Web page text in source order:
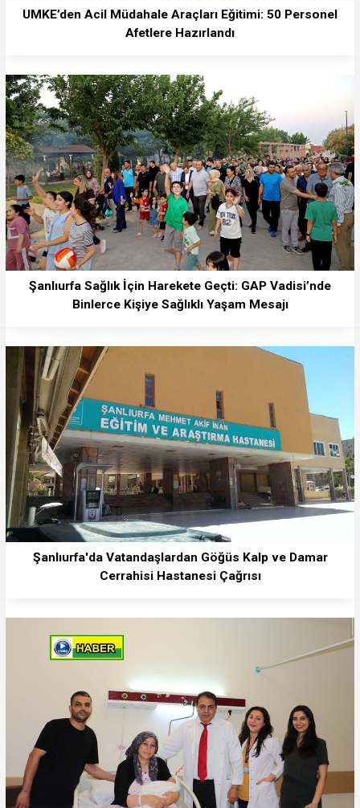
UMKE’den Acil Müdahale Araçları Eğitimi: 50 Personel
Afetlere Hazırlandı
Şanlıurfa Sağlık İçin Harekete Geçti: GAP Vadisi’nde
Binlerce Kişiye Sağlıklı Yaşam Mesajı
Şanlıurfa'da Vatandaşlardan Göğüs Kalp ve Damar
Cerrahisi Hastanesi Çağrısı